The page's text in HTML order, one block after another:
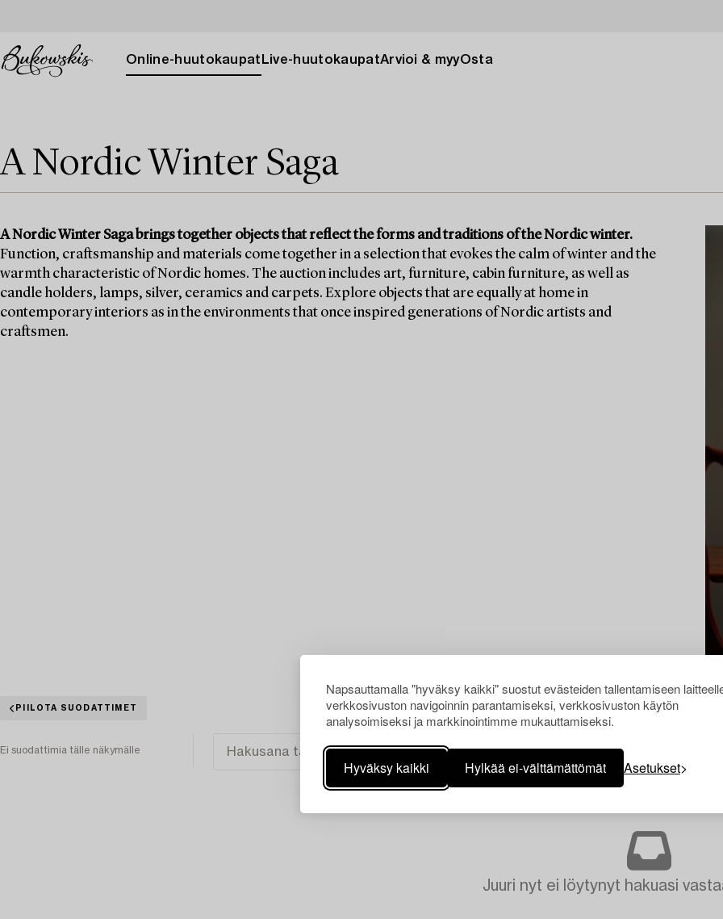
Napsauttamalla "hyväksy kaikki" suostut evästeiden tallentamiseen
verkkosivuston navigoinnin parantamiseksi, verkkosivuston käytön
analysoimiseksi ja markkinointimme mukauttamiseksi.
Hyväksy kaikki Hylkää ei-välttämättömät Asetukset
Online-huutokaupat Live-huutokaupatArvioi & myyOsta
A Nordic Winter Saga
A Nordic Winter Saga brings together objects that reflect the forms and traditions of the Nordic winter.
Function, craftsmanship and materials come together in a selection that evokes the calm of winter and the
warmth characteristic of Nordic homes. The auction includes art, furniture, cabin furniture, as well as
candle holders, lamps, silver, ceramics and carpets. Explore objects that are equally at home in
contemporary interiors as in the environments that once inspired generations of Nordic artists and
craftsmen.
PIILOTA SUODATTIMET
Ei suodattimia tälle näkymälle
Juuri nyt ei löytynyt hakuasi